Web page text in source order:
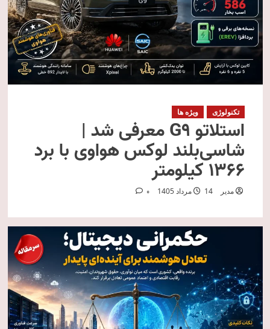
تکنولوژی ویژه ها
استلاتو G9 معرفی شد |
شاسی‌بلند لوکس هواوی با برد
۱۳۶۶ کیلومتر
مدیر 14 مرداد 1405 0